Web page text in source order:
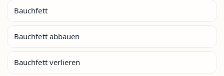
Bauchfett
Bauchfett abbauen
Bauchfett verlieren